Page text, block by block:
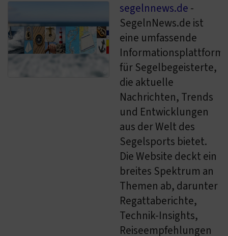
segelnnews.de -
SegelnNews.de ist
eine umfassende
Informationsplattform
für Segelbegeisterte,
die aktuelle
Nachrichten, Trends
und Entwicklungen
aus der Welt des
Segelsports bietet.
Die Website deckt ein
breites Spektrum an
Themen ab, darunter
Regattaberichte,
Technik-Insights,
Reiseempfehlungen